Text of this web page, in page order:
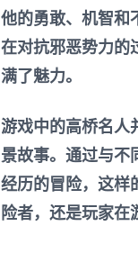
他的勇敢、机智和
在对抗邪恶势力的
满了魅力。
游戏中的高桥名人
景故事。通过与不
经历的冒险，这样
险者，还是玩家在